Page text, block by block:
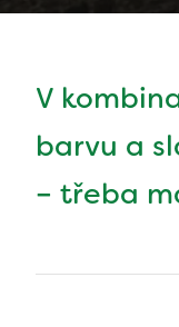
V
barvu a
– třeba